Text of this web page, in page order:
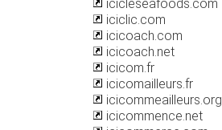
icicleseafoods.com
iciclic.com
icicoach.com
icicoach.net
icicom.fr
icicomailleurs.fr
icicommeailleurs.org
icicommence.net